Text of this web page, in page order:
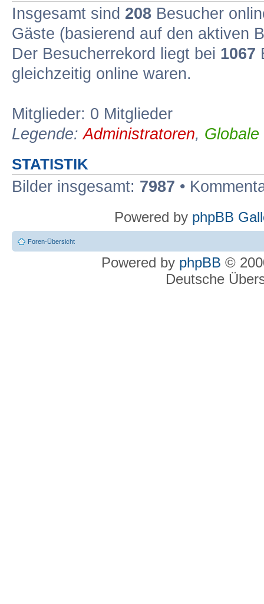
Insgesamt sind 208 Besucher
Gäste (basierend auf den aktiven
Der Besucherrekord liegt bei 1067
gleichzeitig online waren.
Mitglieder: 0 Mitglieder
Legende:Administratoren,
STATISTIK
Bilder insgesamt: 7987 •
Powered by phpBB
Foren-Übersicht
Powered by phpBB ©
Deutsche